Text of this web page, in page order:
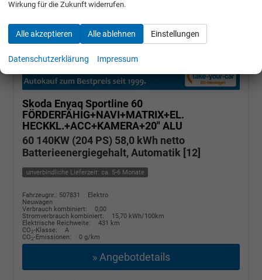
Skoda Enyaq Sportline 60
FÖRDERFÄHIG+NAVI+MATRIX+EL.
HECKKL.+ACC+KAMERA+20" ALU
60 140KW (204 PS) 58,0 kWh netto
Batterieenergiegehalt, Automatik [12]
unverbindliche Lieferzeit: ca. 5-6 Monate
Fahrzeugnr.: 507831
Elektro
Neuwagen
Verbrauch kombiniert:
0,00
Stromverbrauch kombiniert:
15,70 kWh/100km
Elektrische Reichweite:
431 km
CO2-Klasse:
A
CO2-Emissionen: 0 g/km
» Angebotdetails
Wirkung für die Zukunft widerrufen.
Alle akzeptieren Alle ablehnen Einstellungen
Datenschutzerklärung Impressum